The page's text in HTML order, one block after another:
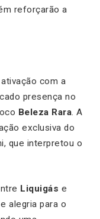
reforçarão a
com a
presença no
Beleza Rara. A
exclusiva do
que interpretou o
Liquigás e
alegria para o